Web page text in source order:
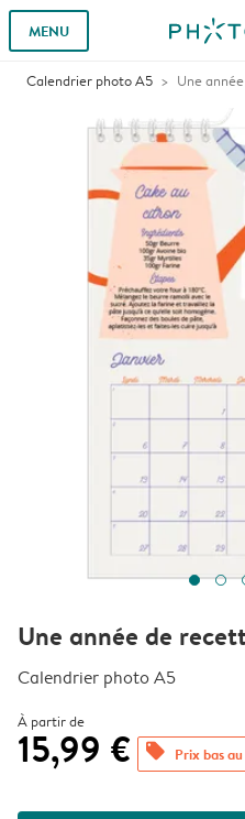
MENU
Calendrier photo A5 Une
Une année de
Calendrier photo A5
À partir de
15,99 € offers Prix bas